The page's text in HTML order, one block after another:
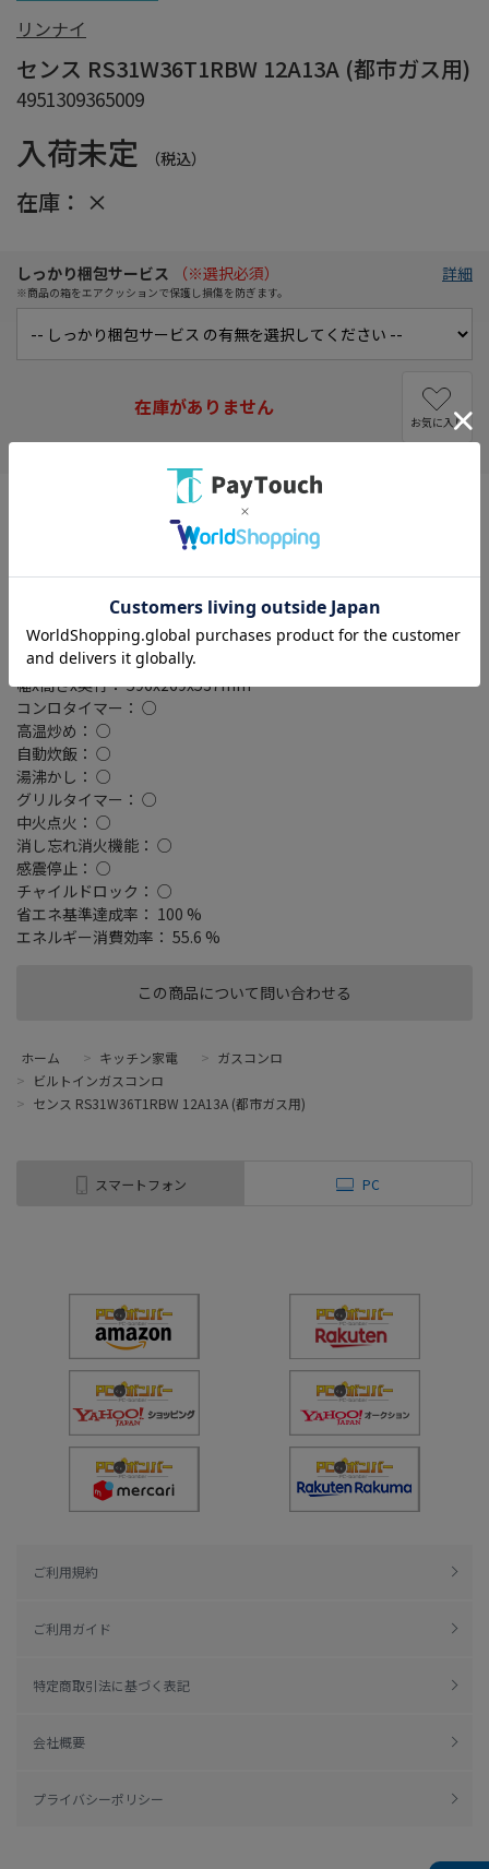
リンナイ
センス RS31W36T1RBW 12A13A (都市ガス用)
4951309365009
入荷未定 （税込）
在庫： ×
この商品について問い合わせる
しっかり梱包サービス （※選択必須）
※商品の箱をエアクッションで保護し損傷を防ぎます。
詳細
在庫がありません
お気に入り
設置タイプ： ビルトイン
グリル種類： 水無し両面焼き
ゴトク種類： 汁受け皿なし(汁受けレス)
トッププレート幅： 60cm
幅x高さx奥行： 596x269x537mm
コンロタイマー： ○
高温炒め： ○
自動炊飯： ○
湯沸かし： ○
グリルタイマー： ○
中火点火： ○
消し忘れ消火機能： ○
感震停止： ○
チャイルドロック： ○
省エネ基準達成率： 100 %
エネルギー消費効率： 55.6 %
ホーム > キッチン家電 > ガスコンロ
> ビルトインガスコンロ
> センス RS31W36T1RBW 12A13A (都市ガス用)
スマートフォン PC
ご利用規約
ご利用ガイド
特定商取引法に基づく表記
会社概要
プライバシーポリシー